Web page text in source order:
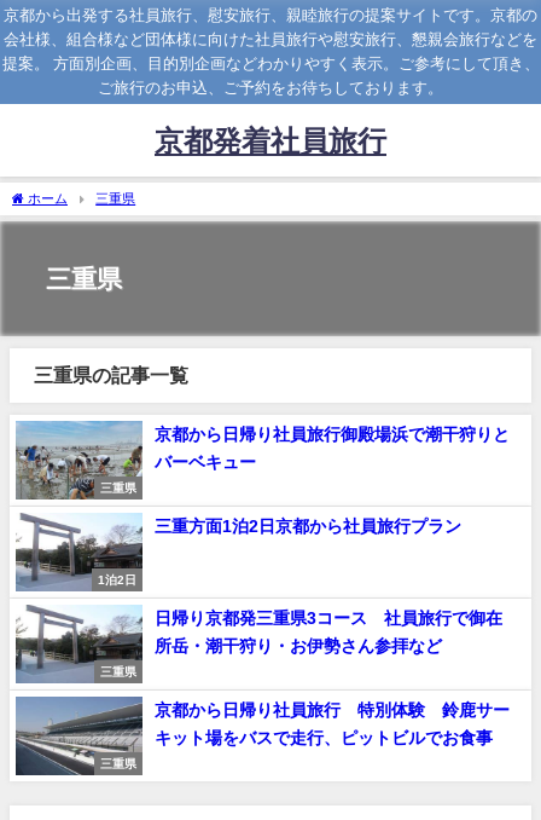
京都から出発する社員旅行、慰安旅行、親睦旅行の提案サイトです。京都の
会社様、組合様など団体様に向けた社員旅行や慰安旅行、懇親会旅行などを
提案。 方面別企画、目的別企画などわかりやすく表示。ご参考にして頂き、
ご旅行のお申込、ご予約をお待ちしております。
京都発着社員旅行
ホーム 三重県
三重県
三重県の記事一覧
三重県
京都から日帰り社員旅行御殿場浜で潮干狩りと
バーベキュー
1泊2日
三重方面1泊2日京都から社員旅行プラン
三重県
日帰り京都発三重県3コース 社員旅行で御在
所岳・潮干狩り・お伊勢さん参拝など
三重県
京都から日帰り社員旅行 特別体験 鈴鹿サー
キット場をバスで走行、ピットビルでお食事